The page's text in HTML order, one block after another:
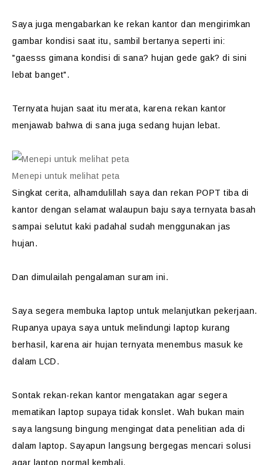
Saya juga mengabarkan ke rekan kantor dan mengirimkan
gambar kondisi saat itu, sambil bertanya seperti ini:
"gaesss gimana kondisi di sana? hujan gede gak? di sini
lebat banget".
Ternyata hujan saat itu merata, karena rekan kantor
menjawab bahwa di sana juga sedang hujan lebat.
Menepi untuk melihat peta
Singkat cerita, alhamdulillah saya dan rekan POPT tiba di
kantor dengan selamat walaupun baju saya ternyata basah
sampai selutut kaki padahal sudah menggunakan jas
hujan.
Dan dimulailah pengalaman suram ini.
Saya segera membuka laptop untuk melanjutkan pekerjaan.
Rupanya upaya saya untuk melindungi laptop kurang
berhasil, karena air hujan ternyata menembus masuk ke
dalam LCD.
Sontak rekan-rekan kantor mengatakan agar segera
mematikan laptop supaya tidak konslet. Wah bukan main
saya langsung bingung mengingat data penelitian ada di
dalam laptop. Sayapun langsung bergegas mencari solusi
agar laptop normal kembali.